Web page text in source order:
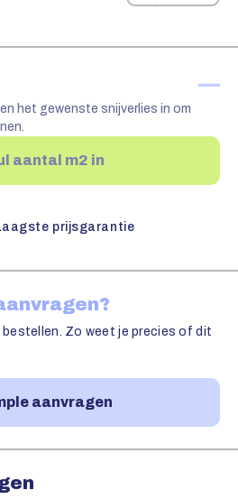
—
het gewenste snijverlies in om
aantal m2 in
prijsgarantie
Zo weet je precies of dit
aanvragen